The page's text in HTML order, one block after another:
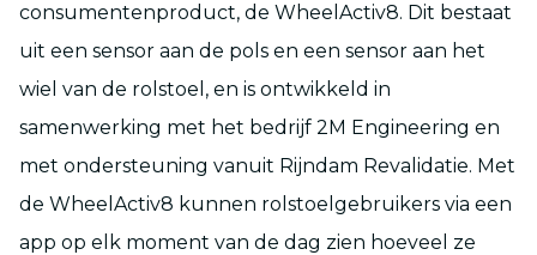
consumentenproduct, de WheelActiv8. Dit bestaat
uit een sensor aan de pols en een sensor aan het
wiel van de rolstoel, en is ontwikkeld in
samenwerking met het bedrijf 2M Engineering en
met ondersteuning vanuit Rijndam Revalidatie. Met
de WheelActiv8 kunnen rolstoelgebruikers via een
app op elk moment van de dag zien hoeveel ze